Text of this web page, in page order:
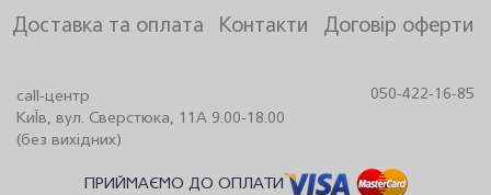
call-центр
КиЇв, вул. Сверстюка, 11А 9.00-18.00
(без вихідних)
050-422-16-85
Доставка та оплата Контакти Договір оферти
ПРИЙМАЄМО ДО ОПЛАТИ